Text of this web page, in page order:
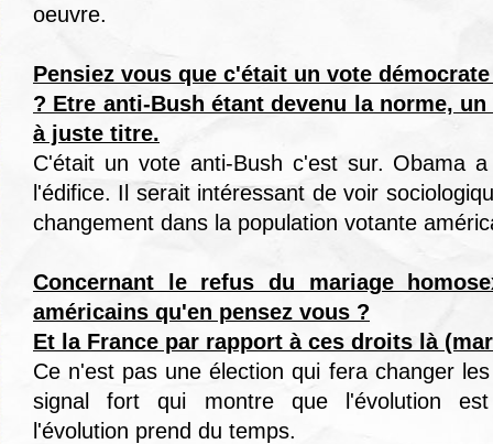
oeuvre.
Pensiez vous que c'était un vote
? Etre anti-Bush étant devenu la norme,
à juste titre.
C'était un vote anti-Bush c'est sur. Obama
l'édifice. Il serait intéressant de voir
changement dans la population votante
Concernant le refus du mariage
américains qu'en pensez vous ?
Et la France par rapport à ces droits là
Ce n'est pas une élection qui fera changer
signal fort qui montre que l'évolution
l'évolution prend du temps.